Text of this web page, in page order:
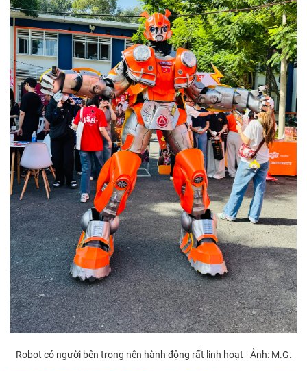
Robot có người bên trong nên hành động rất linh hoạt - Ảnh: M.G.